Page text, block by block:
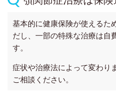
基本的に健康保険が使えるた
だし、一部の特殊な治療は自
す。
症状や治療法によって変わり
ご相談ください。